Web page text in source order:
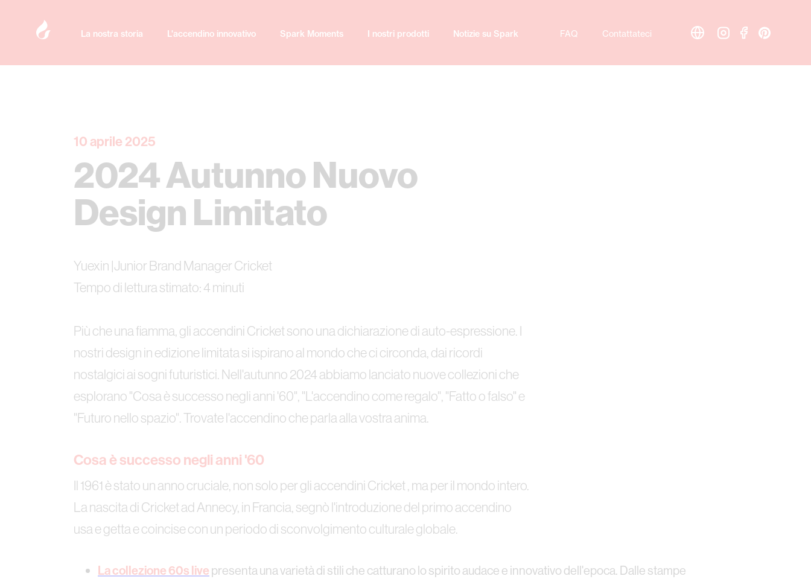
La nostra storia L'accendino innovativo Spark Moments I nostri prodotti Notizie su Spark FAQ Contattateci
10 aprile 2025
2024 Autunno Nuovo
Design Limitato
Yuexin |Junior Brand Manager Cricket
Tempo di lettura stimato: 4 minuti
Più che una fiamma, gli accendini Cricket sono una dichiarazione di auto-espressione. I
nostri design in edizione limitata si ispirano al mondo che ci circonda, dai ricordi
nostalgici ai sogni futuristici. Nell'autunno 2024 abbiamo lanciato nuove collezioni che
esplorano "Cosa è successo negli anni '60", "L'accendino come regalo", "Fatto o falso" e
"Futuro nello spazio". Trovate l'accendino che parla alla vostra anima.
Cosa è successo negli anni '60
Il 1961 è stato un anno cruciale, non solo per gli accendini Cricket , ma per il mondo intero.
La nascita di Cricket ad Annecy, in Francia, segnò l'introduzione del primo accendino
usa e getta e coincise con un periodo di sconvolgimento culturale globale.
La collezione 60s live presenta una varietà di stili che catturano lo spirito audace e innovativo dell'epoca. Dalle stampe